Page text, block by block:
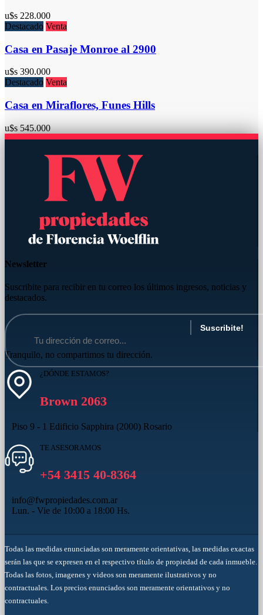
u$s 228.000
Destacado Venta
Casa en Pasaje Monroe al 2900
u$s 390.000
Destacado Venta
Casa en Miraflores, Funes Hills
u$s 545.000
Newsletter
Suscribite para recibir en tu correo los últimos ingresos, noticias y
destacados.
Tranquilo, no compartimos tu dirección.
¿DÓNDE ESTAMOS?
Brown 2063
Piso 9 - 1 Edificio Sapphira (2000) Rosario
TE ASESORAMOS
+54 3415 40-8364
info@fwpropiedades.com.ar
Lun. - Vie de 10:00 a 18:00 Hs.
Todas las medidas enunciadas son meramente orientativas, las medidas exactas
serán las que se expresen en el respectivo título de propiedad de cada inmueble.
Todas las fotos, imagenes y videos son meramente ilustrativos y no
contractuales. Los precios enunciados son meramente orientativos y no
contractuales.